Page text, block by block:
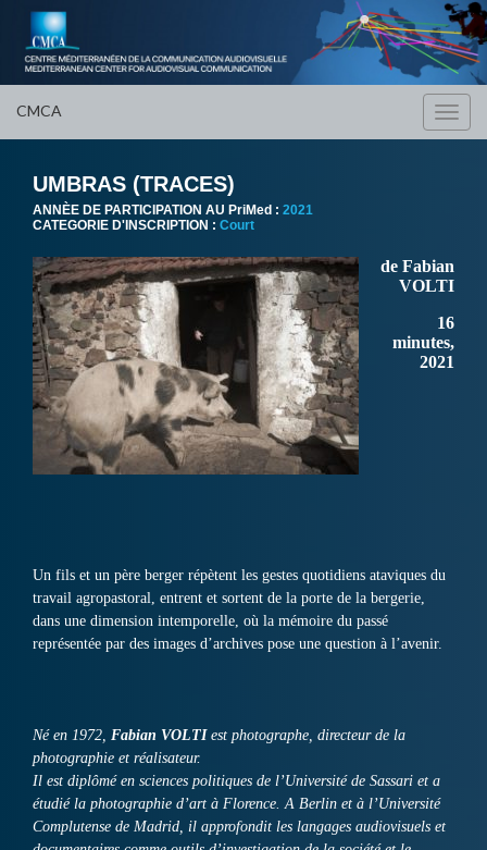
CMCA
UMBRAS (TRACES)
ANNÈE DE PARTICIPATION AU PriMed : 2021
CATEGORIE D'INSCRIPTION : Court
de Fabian
VOLTI
16
minutes,
2021
Un fils et un père berger répètent les gestes quotidiens ataviques du
travail agropastoral, entrent et sortent de la porte de la bergerie,
dans une dimension intemporelle, où la mémoire du passé
représentée par des images d’archives pose une question à l’avenir.
Né en 1972, Fabian VOLTIest photographe, directeur de la
photographie et réalisateur.
Il est diplômé en sciences politiques de l’Université de Sassari et a
étudié la photographie d’art à Florence. A Berlin et à l’Université
Complutense de Madrid, il approfondit les langages audiovisuels et